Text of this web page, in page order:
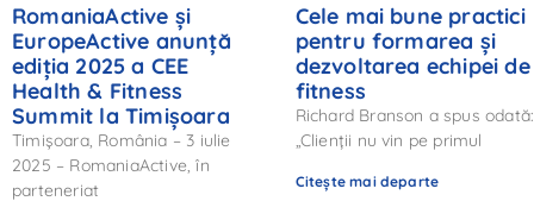
RomaniaActive și
EuropeActive anunță
ediția 2025 a CEE
Health & Fitness
Summit la Timișoara
Timișoara, România – 3 iulie
2025 – RomaniaActive, în
parteneriat
Cele mai bune practici
pentru formarea și
dezvoltarea echipei de
fitness
Richard Branson a spus odată:
„Clienții nu vin pe primul
Citește mai departe